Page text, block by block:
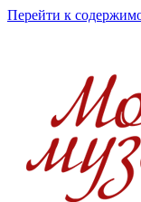
Перейти к